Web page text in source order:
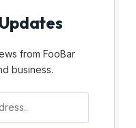
from FooBar
business.